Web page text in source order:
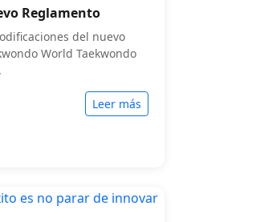
Reglamento
del nuevo
World Taekwondo
Leer más